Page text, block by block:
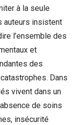
à la seule
auteurs insistent
l’ensemble des
et
des
Dans
vivent dans un
de soins
insécurité